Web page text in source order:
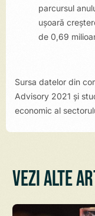
parcursul
ușoară
de 0,69
Sursa datelor din
Advisory 2021 și
economic al
Vezi alte